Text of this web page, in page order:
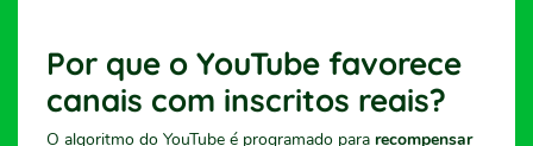
Por que o YouTube favorece
canais com inscritos reais?
O algoritmo do YouTube é programado para recompensar